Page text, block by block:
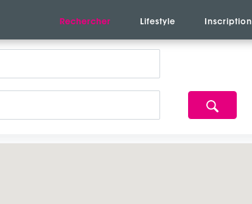
Rechercher Lifestyle Inscription